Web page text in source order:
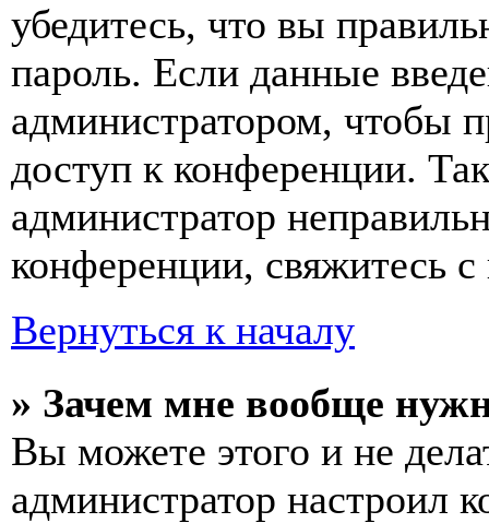
убедитесь, что вы
пароль. Если данные
администратором, чтобы
доступ к конференции.
администратор
конференции, свяжитесь
Вернуться к началу
» Зачем мне вообще
Вы можете этого и не
администратор